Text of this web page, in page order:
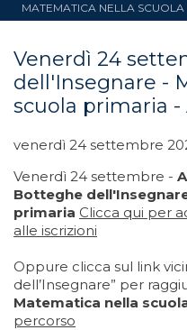
MATEMATICA NELLA
Venerdì 24
dell'Insegnare -
scuola primaria
venerdì 24 settembre
Venerdì 24 settembre -
Botteghe
primaria Clicca qui per
alle iscrizioni
Oppure clicca sul link
dell’Insegnare” per
Matematica nella
percorso